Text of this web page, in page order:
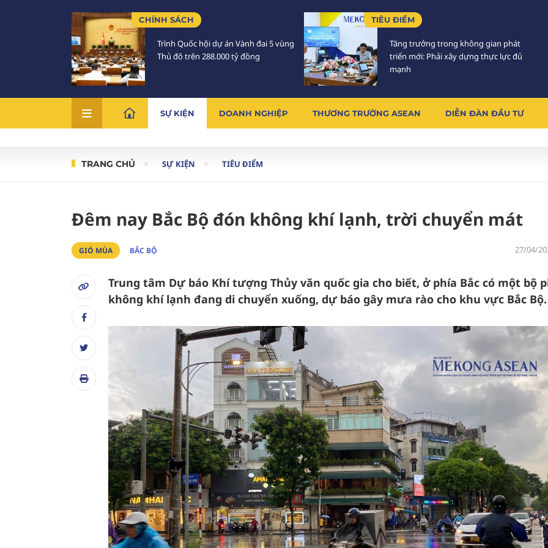
CHÍNH SÁCH
Trình Quốc hội dự án Vành đai 5 vùng
Thủ đô trên 288.000 tỷ đồng
TIÊU ĐIỂM
Tăng trưởng trong không gian phát
triển mới: Phải xây dựng thực lực đủ
mạnh
SỰ KIỆN DOANH NGHIỆP THƯƠNG TRƯỜNG ASEAN DIỄN ĐÀN ĐẦU TƯ
TRANG CHỦ SỰ KIỆN TIÊU ĐIỂM
Đêm nay Bắc Bộ đón không khí lạnh, trời chuyển mát
GIÓ MÙA BẮC BỘ 27/04/
Trung tâm Dự báo Khí tượng Thủy văn quốc gia cho biết, ở phía Bắc có một bộ
không khí lạnh đang di chuyển xuống, dự báo gây mưa rào cho khu vực Bắc Bộ.